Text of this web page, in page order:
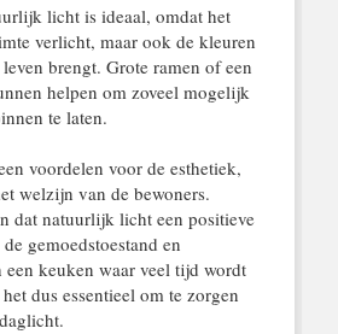
licht is ideaal, omdat het
verlicht, maar ook de kleuren
brengt. Grote ramen of een
helpen om zoveel mogelijk
te laten.
voordelen voor de esthetiek,
welzijn van de bewoners.
dat natuurlijk licht een positieve
gemoedstoestand en
keuken waar veel tijd wordt
dus essentieel om te zorgen